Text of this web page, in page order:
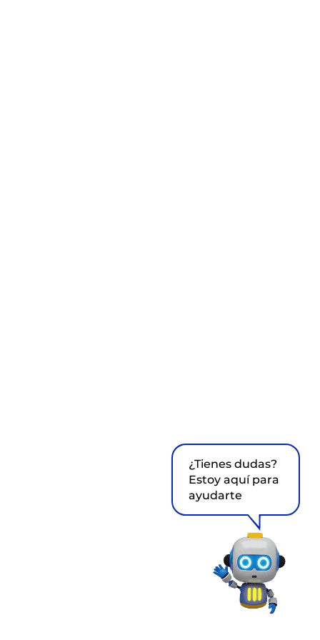
¿Tienes dudas?
Estoy aquí para
ayudarte